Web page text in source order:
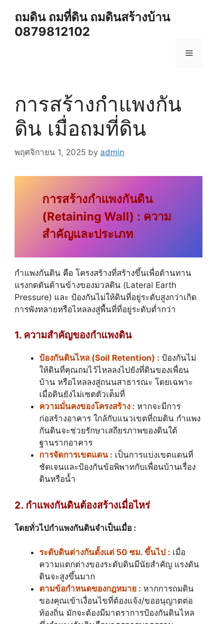
content
ถมดิน ถมที่ดิน ถมดินสร้างบ้าน
0879812102
Menu
การสร้างกำแพงกัน
ดิน เมื่อถมที่ดิน
พฤศจิกายน 1, 2025 by admin
การสร้างกำแพงกันดิน
(Retaining Wall) : ความ
สำคัญและประเภท
กำแพงกันดิน คือ โครงสร้างที่สร้างขึ้นเพื่อต้านทาน
แรงกดดันด้านข้างของมวลดิน (Lateral Earth
Pressure) และ ป้องกันไม่ให้ดินที่อยู่ระดับสูงกว่าเกิด
การพังทลายหรือไหลลงสู่พื้นที่ที่อยู่ระดับต่ำกว่า
1. ความสำคัญของกำแพงดิน
ป้องกันดินไหล (Soil Retention) : ป้องกันไม่
ให้ดินที่คุณถมไว้ไหลลงไปยังที่ดินของเพื่อน
บ้าน หรือไหลลงสู่ถนนสาธารณะ โดยเฉพาะ
เมื่อดินยังไม่เซตตัวเต็มที่
ความมั่นคงของโครงสร้าง : หากจะมีการ
ก่อสร้างอาคาร ใกล้กับแนวเขตที่ถมดิน กำแพง
กันดินจะช่วยรักษาเสถียรภาพของดินใต้
ฐานรากอาคาร
การจัดการเขตแดน : เป็นการแบ่งเขตแดนที่
ชัดเจนและป้องกันข้อพิพาทกับเพื่อนบ้านเรื่อง
ดินหรือน้ำ
2. กำแพงกันดินต้องสร้างเมื่อไหร่
โดยทั่วไปกำแพงกันดินจำเป็นเมื่อ :
ระดับดินต่างกันตั้งแต่ 50 ซม. ขึ้นไป : เมื่อ
ความแตกต่างของระดับดินมีนัยสำคัญ แรงดัน
ดินจะสูงขึ้นมาก
ตามข้อกำหนดของกฎหมาย : หากการถมดิน
ของคุณเข้าเงื่อนไขที่ต้องแจ้ง/ขออนุญาตต่อ
ท้องถิ่น มักจะต้องมีมาตราการป้องกันดินไหล